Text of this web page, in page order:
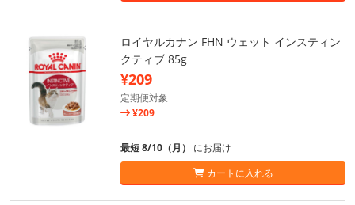
ロイヤルカナン FHN ウェット インスティン
クティブ 85g
¥209
定期便対象
¥209
最短 8/10（月） にお届け
カートに入れる